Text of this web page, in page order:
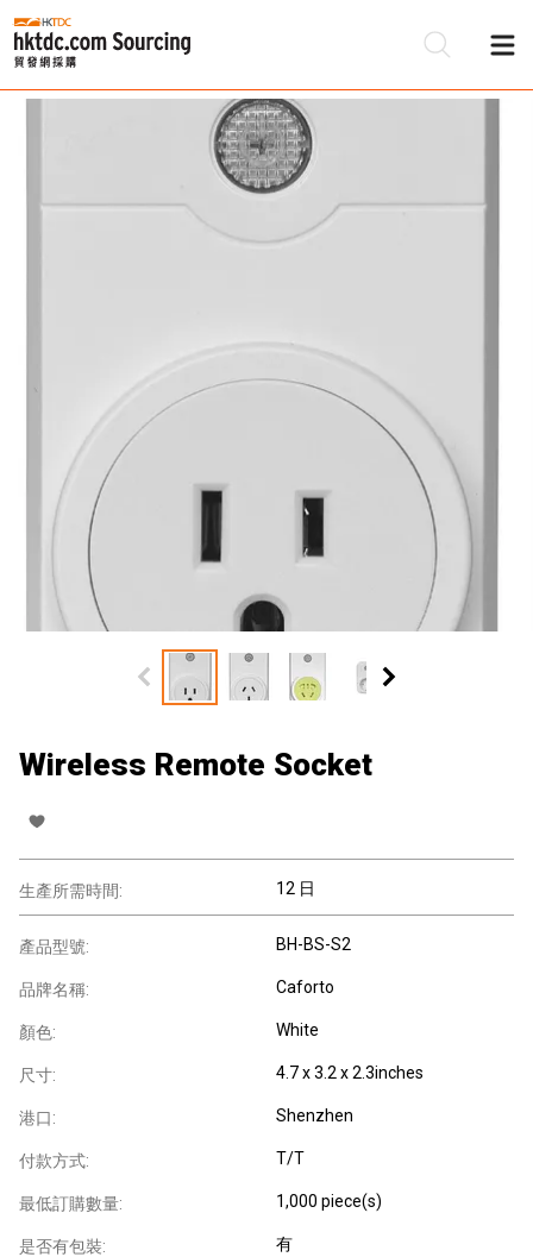
Wireless Remote Socket
生產所需時間: 12 日
產品型號: BH-BS-S2
品牌名稱: Caforto
顏色: White
尺寸: 4.7 x 3.2 x 2.3inches
港口: Shenzhen
付款方式: T/T
最低訂購數量: 1,000 piece(s)
是否有包裝: 有